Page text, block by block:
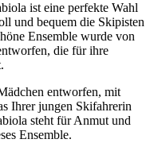
ist eine perfekte Wahl
und bequem die Skipisten
Ensemble wurde von
die für ihre
entworfen, mit
Ihrer jungen Skifahrerin
steht für Anmut und
Ensemble.